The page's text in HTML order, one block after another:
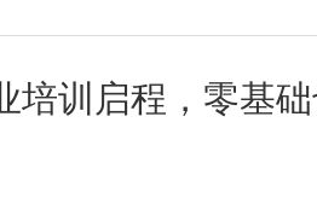
培训启程，零基